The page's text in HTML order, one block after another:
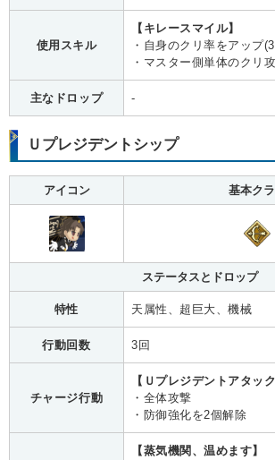
使用スキル
【キレースマイル】
・自身のクリ率をアップ
・マスター側単体のクリ
主なドロップ -
Ｕプレジデントシップ
アイコン 基本ク
ステータスとドロップ
特性 天属性、超巨大、機械
行動回数 3回
チャージ行動
【Ｕプレジデントアタック
・全体攻撃
・防御強化を2個解除
【蒸気機関、温めます】